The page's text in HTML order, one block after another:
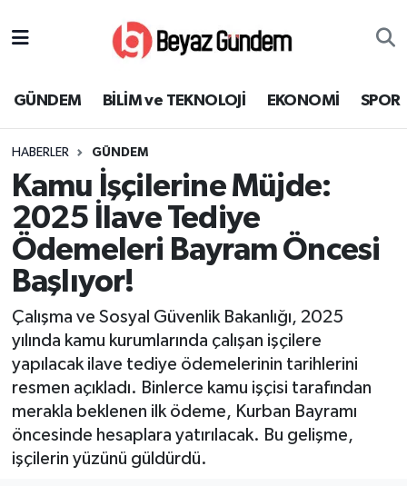
GÜNDEM BİLİM ve TEKNOLOJİ EKONOMİ SPOR
HABERLER GÜNDEM
Kamu İşçilerine Müjde:
2025 İlave Tediye
Ödemeleri Bayram Öncesi
Başlıyor!
Çalışma ve Sosyal Güvenlik Bakanlığı, 2025
yılında kamu kurumlarında çalışan işçilere
yapılacak ilave tediye ödemelerinin tarihlerini
resmen açıkladı. Binlerce kamu işçisi tarafından
merakla beklenen ilk ödeme, Kurban Bayramı
öncesinde hesaplara yatırılacak. Bu gelişme,
işçilerin yüzünü güldürdü.
EKONOMİ
SPOR
SAĞLIK
EĞİTİM
KÜLTÜR SANAT
MAGAZİN
YEREL
Süper Lig Puan Durumu ve Fikstür
Tüm Manşetler
Son Dakika Haberleri
Haber Arşivi